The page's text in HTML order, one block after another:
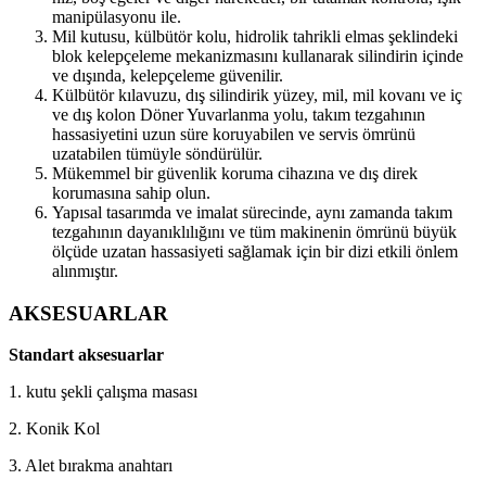
manipülasyonu ile.
Mil kutusu, külbütör kolu, hidrolik tahrikli elmas şeklindeki
blok kelepçeleme mekanizmasını kullanarak silindirin içinde
ve dışında, kelepçeleme güvenilir.
Külbütör kılavuzu, dış silindirik yüzey, mil, mil kovanı ve iç
ve dış kolon Döner Yuvarlanma yolu, takım tezgahının
hassasiyetini uzun süre koruyabilen ve servis ömrünü
uzatabilen tümüyle söndürülür.
Mükemmel bir güvenlik koruma cihazına ve dış direk
korumasına sahip olun.
Yapısal tasarımda ve imalat sürecinde, aynı zamanda takım
tezgahının dayanıklılığını ve tüm makinenin ömrünü büyük
ölçüde uzatan hassasiyeti sağlamak için bir dizi etkili önlem
alınmıştır.
AKSESUARLAR
Standart aksesuarlar
1. kutu şekli çalışma masası
2. Konik Kol
3. Alet bırakma anahtarı